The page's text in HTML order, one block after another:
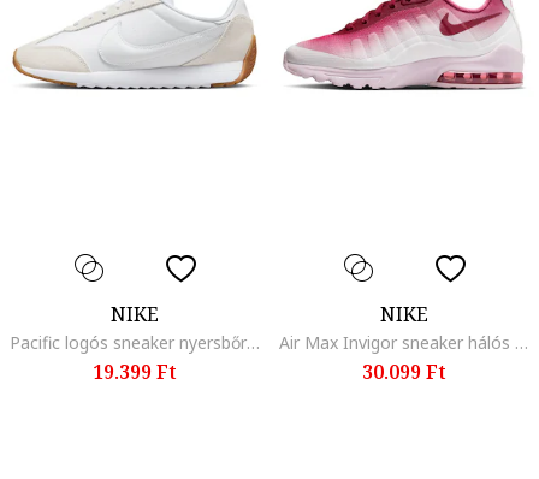
NIKE
Pacific logós sneaker nyersbőr betétekkel, Fehér/Krémszín
19.399 Ft
NIKE
Air Max Invigor sneaker hálós anyagbetétekkel, Fehér/Málnaszín
30.099 Ft